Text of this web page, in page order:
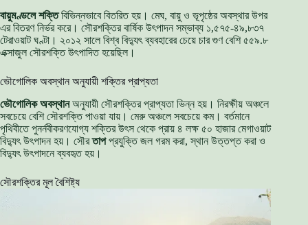
বায়ুমণ্ডলে শক্তিবিভিন্নভাবে বিতরিত হয়। মেঘ, বায়ু ও ভূপৃষ্ঠের অবস্থার উপর
এর বিতরণ নির্ভর করে। সৌরশক্তির বার্ষিক উৎপাদন সম্ভাব্য ১,৫৭৫-৪৯,৮৩৭
টেরাওয়াট ঘণ্টা। ২০১২ সালে বিশ্ব বিদ্যুৎ ব্যবহারের চেয়ে চার গুণ বেশি ৫৫৯.৮
এক্সাজুল সৌরশক্তি উৎপাদিত হয়েছিল।
ভৌগোলিক অবস্থান অনুযায়ী শক্তির প্রাপ্যতা
ভৌগোলিক অবস্থানঅনুযায়ী সৌরশক্তির প্রাপ্যতা ভিন্ন হয়। নিরক্ষীয় অঞ্চলে
সবচেয়ে বেশি সৌরশক্তি পাওয়া যায়। মেরু অঞ্চলে সবচেয়ে কম। বর্তমানে
পৃথিবীতে পুনর্নবীকরণযোগ্য শক্তির উৎস থেকে প্রায় ৪ লক্ষ ৫০ হাজার মেগাওয়াট
বিদ্যুৎ উৎপাদন হয়। সৌরতাপপ্রযুক্তি জল গরম করা, স্থান উত্তপ্ত করা ও
বিদ্যুৎ উৎপাদনে ব্যবহৃত হয়।
সৌরশক্তির মূল বৈশিষ্ট্য